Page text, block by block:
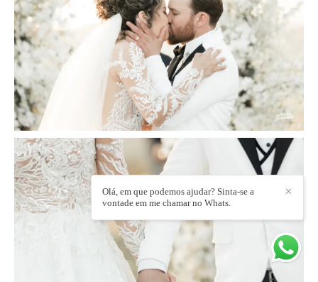
✕
Olá, em que podemos ajudar? Sinta-se a
vontade em me chamar no Whats.